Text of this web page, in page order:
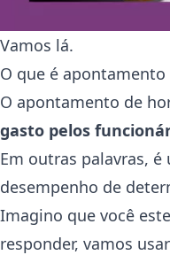
Vamos lá.
O que é apontamento
O apontamento de
gasto pelos
Em outras palavras,
desempenho de
Imagino que você
responder, vamos